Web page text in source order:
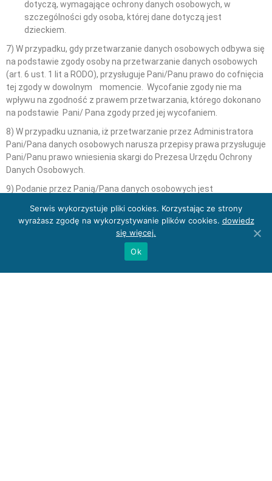
dotyczą, wymagające ochrony danych osobowych, w
szczególności gdy osoba, której dane dotyczą jest
dzieckiem.
7) W przypadku, gdy przetwarzanie danych osobowych odbywa się
na podstawie zgody osoby na przetwarzanie danych osobowych
(art. 6 ust. 1 lit a RODO), przysługuje Pani/Panu prawo do cofnięcia
tej zgody w dowolnym momencie. Wycofanie zgody nie ma
wpływu na zgodność z prawem przetwarzania, którego dokonano
na podstawie Pani/ Pana zgody przed jej wycofaniem.
8) W przypadku uznania, iż przetwarzanie przez Administratora
Pani/Pana danych osobowych narusza przepisy prawa przysługuje
Pani/Panu prawo wniesienia skargi do Prezesa Urzędu Ochrony
Danych Osobowych.
9) Podanie przez Panią/Pana danych osobowych jest
osobowych stanowi przepis prawa lub zawarta między stronami
umowa, w przypadku gdy przetwarzanie odbywa się na podstawie
zgody, podanie danych osobowych Administratorowi jest
Serwis wykorzystuje pliki cookies. Korzystając ze strony
wyrażasz zgodę na wykorzystywanie plików cookies. dowiedz
się więcej.
Ok